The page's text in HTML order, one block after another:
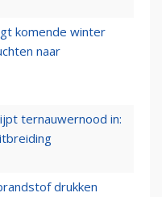
komende winter
naar
ternauwernood in:
drukken